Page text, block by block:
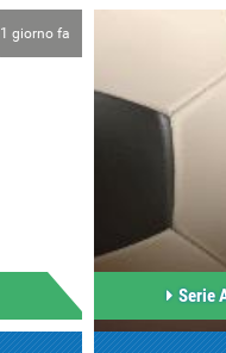
1 giorno fa
Serie